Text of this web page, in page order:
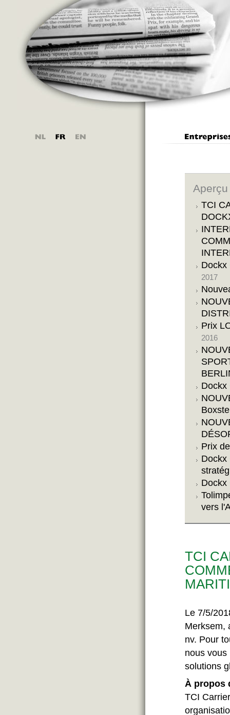
Aperçu
TCI
Dockx
2017
Prix
2016
Dockx
Prix
Dockx
Dockx
vers
TCI
Le 7/5/
Merksem,
nv. Pour
nous
solutions
À propos
TCI